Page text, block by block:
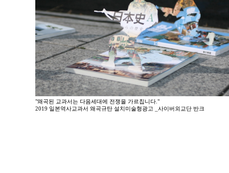
"왜곡된 교과서는 다음세대에 전쟁을 가르칩니다."
2019 일본역사교과서 왜곡규탄 설치미술형광고 _사이버외교단 반크